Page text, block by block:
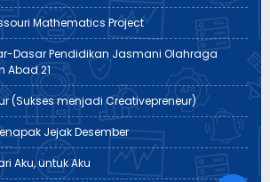
Mathematics Project
Dasar Pendidikan Jasmani Olahraga
Abad 21
(Sukses menjadi Creativepreneur)
Jejak Desember
Aku, untuk Aku